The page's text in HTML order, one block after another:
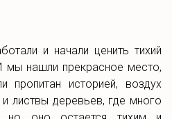
и начали ценить тихий
мы нашли прекрасное место,
пропитан историей, воздух
листвы деревьев, где много